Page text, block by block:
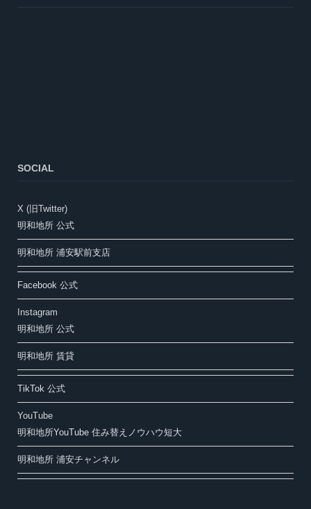
SOCIAL
X (旧Twitter)
明和地所 公式
明和地所 浦安駅前支店
Facebook 公式
Instagram
明和地所 公式
明和地所 賃貸
TikTok 公式
YouTube
明和地所YouTube 住み替えノウハウ短大
明和地所 浦安チャンネル